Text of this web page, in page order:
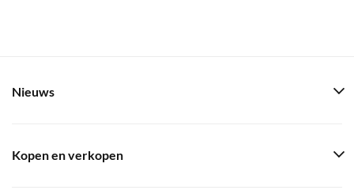
Nieuws
Kopen en verkopen